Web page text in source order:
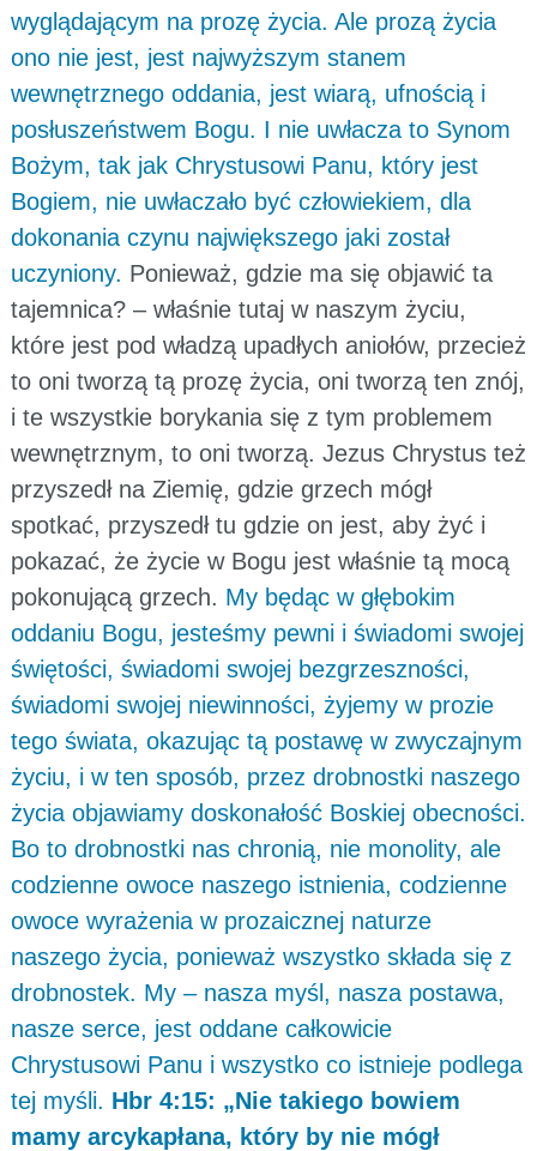
wyglądającym na prozę życia. Ale prozą życia
ono nie jest, jest najwyższym stanem
wewnętrznego oddania, jest wiarą, ufnością i
posłuszeństwem Bogu. I nie uwłacza to Synom
Bożym, tak jak Chrystusowi Panu, który jest
Bogiem, nie uwłaczało być człowiekiem, dla
dokonania czynu największego jaki został
uczyniony. Ponieważ, gdzie ma się objawić ta
tajemnica? – właśnie tutaj w naszym życiu,
które jest pod władzą upadłych aniołów, przecież
to oni tworzą tą prozę życia, oni tworzą ten znój,
i te wszystkie borykania się z tym problemem
wewnętrznym, to oni tworzą. Jezus Chrystus też
przyszedł na Ziemię, gdzie grzech mógł
spotkać, przyszedł tu gdzie on jest, aby żyć i
pokazać, że życie w Bogu jest właśnie tą mocą
pokonującą grzech. My będąc w głębokim
oddaniu Bogu, jesteśmy pewni i świadomi swojej
świętości, świadomi swojej bezgrzeszności,
świadomi swojej niewinności, żyjemy w prozie
tego świata, okazując tą postawę w zwyczajnym
życiu, i w ten sposób, przez drobnostki naszego
życia objawiamy doskonałość Boskiej obecności.
Bo to drobnostki nas chronią, nie monolity, ale
codzienne owoce naszego istnienia, codzienne
owoce wyrażenia w prozaicznej naturze
naszego życia, ponieważ wszystko składa się z
drobnostek. My – nasza myśl, nasza postawa,
nasze serce, jest oddane całkowicie
Chrystusowi Panu i wszystko co istnieje podlega
tej myśli. Hbr 4:15: „Nie takiego bowiem
mamy arcykapłana, który by nie mógł